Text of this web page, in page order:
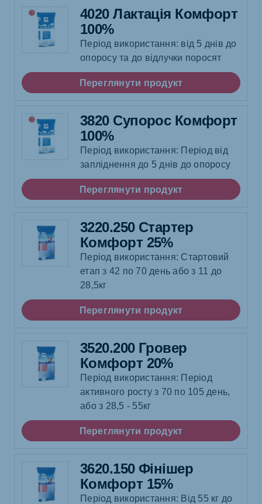
4020 Лактація Комфорт
100%
Період використання: від 5 днів до
опоросу та до відлучки поросят
Переглянути продукт
3820 Супорос Комфорт
100%
Період використання: Період від
запліднення до 5 днів до опоросу
Переглянути продукт
3220.250 Стартер
Комфорт 25%
Період використання: Стартовий
етап з 42 по 70 день або з 11 до
28,5кг
Переглянути продукт
3520.200 Гровер
Комфорт 20%
Період використання: Період
активного росту з 70 по 105 день,
або з 28,5 - 55кг
Переглянути продукт
3620.150 Фінішер
Комфорт 15%
Період використання: Від 55 кг до